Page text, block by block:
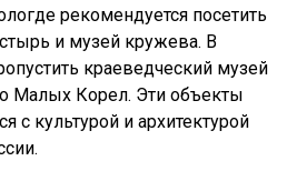
рекомендуется посетить
и музей кружева. В
краеведческий музей
Малых Корел. Эти объекты
с культурой и архитектурой